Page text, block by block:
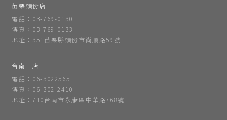
苗栗頭份店
電話：03-769-0130
傳真：03-769-0133
地址：351苗栗縣頭份市尚順路59號
台南一店
電話：06-3022565
傳真：06-302-2410
地址：710台南市永康區中華路768號